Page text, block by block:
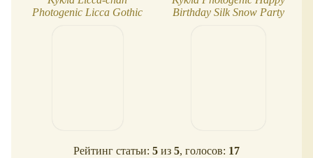
Photogenic Licca Gothic
Birthday Silk Snow Party
Рейтинг статьи: 5 из 5, голосов: 17